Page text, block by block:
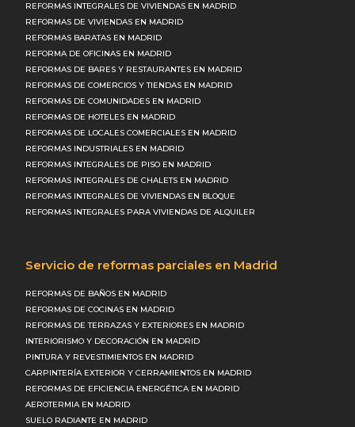
REFORMAS INTEGRALES DE VIVIENDAS EN MADRID
REFORMAS DE VIVIENDAS EN MADRID
REFORMAS BARATAS EN MADRID
REFORMA DE OFICINAS EN MADRID
REFORMAS DE BARES Y RESTAURANTES EN MADRID
REFORMAS DE COMERCIOS Y TIENDAS EN MADRID
REFORMAS DE COMUNIDADES EN MADRID
REFORMAS DE HOTELES EN MADRID
REFORMAS DE LOCALES COMERCIALES EN MADRID
REFORMAS INDUSTRIALES EN MADRID
REFORMAS INTEGRALES DE PISO EN MADRID
REFORMAS INTEGRALES DE CHALETS EN MADRID
REFORMAS INTEGRALES DE VIVIENDAS EN BLOQUE
REFORMAS INTEGRALES PARA VIVIENDAS DE ALQUILER
Servicio de reformas parciales en Madrid
REFORMAS DE BAÑOS EN MADRID
REFORMAS DE COCINAS EN MADRID
REFORMAS DE TERRAZAS Y EXTERIORES EN MADRID
INTERIORISMO Y DECORACIÓN EN MADRID
PINTURA Y REVESTIMIENTOS EN MADRID
CARPINTERÍA EXTERIOR Y CERRAMIENTOS EN MADRID
REFORMAS DE EFICIENCIA ENERGÉTICA EN MADRID
AEROTERMIA EN MADRID
SUELO RADIANTE EN MADRID